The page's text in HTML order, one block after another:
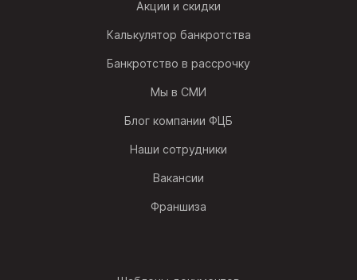
Акции и скидки
Калькулятор банкротства
Банкротство в рассрочку
Мы в СМИ
Блог компании ФЦБ
Наши сотрудники
Вакансии
Франшиза